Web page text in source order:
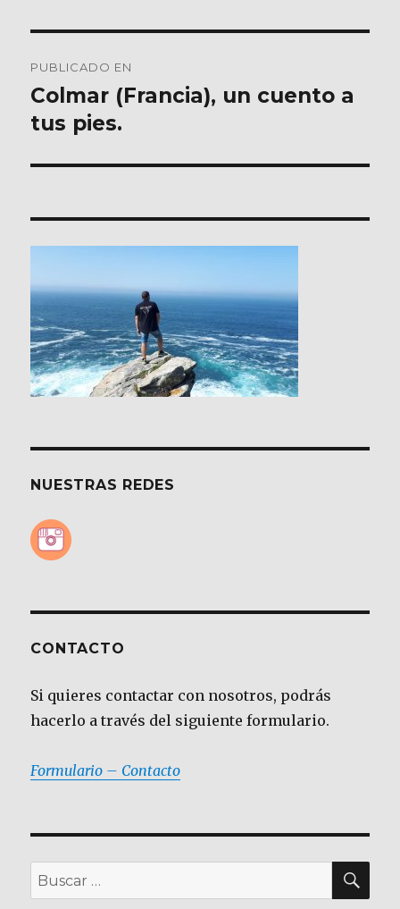
de
entradas
PUBLICADO EN
Colmar (Francia), un cuento a
tus pies.
NUESTRAS REDES
CONTACTO
Si quieres contactar con nosotros, podrás
hacerlo a través del siguiente formulario.
Formulario – Contacto
Buscar
por: